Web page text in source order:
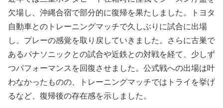
欠場し、沖縄合宿で部分的に復帰を果たしました。トヨタ
自動車とのトレーニングマッチで久しぶりに試合に出場
し、プレーの感覚を取り戻していきました。さらに古巣で
あるパナソニックとの試合や近鉄との対戦を経て、少しず
つパフォーマンスを回復させました。公式戦への出場は叶
わなかったものの、トレーニングマッチではトライを挙げ
るなど、復帰後の存在感を示しました。